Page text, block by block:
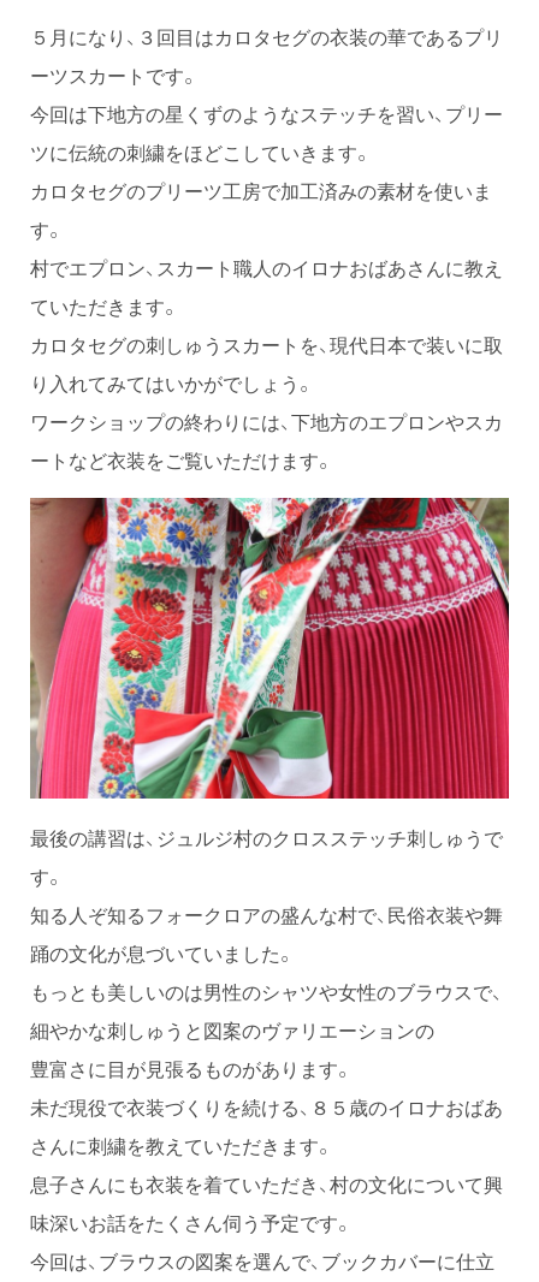
５月になり、３回目はカロタセグの衣装の華であるプリ
ーツスカートです。
今回は下地方の星くずのようなステッチを習い、プリー
ツに伝統の刺繍をほどこしていきます。
カロタセグのプリーツ工房で加工済みの素材を使いま
す。
村でエプロン、スカート職人のイロナおばあさんに教え
ていただきます。
カロタセグの刺しゅうスカートを、現代日本で装いに取
り入れてみてはいかがでしょう。
ワークショップの終わりには、下地方のエプロンやスカ
ートなど衣装をご覧いただけます。
最後の講習は、ジュルジ村のクロスステッチ刺しゅうで
す。
知る人ぞ知るフォークロアの盛んな村で、民俗衣装や舞
踊の文化が息づいていました。
もっとも美しいのは男性のシャツや女性のブラウスで、
細やかな刺しゅうと図案のヴァリエーションの
豊富さに目が見張るものがあります。
未だ現役で衣装づくりを続ける、８５歳のイロナおばあ
さんに刺繍を教えていただきます。
息子さんにも衣装を着ていただき、村の文化について興
味深いお話をたくさん伺う予定です。
今回は、ブラウスの図案を選んで、ブックカバーに仕立